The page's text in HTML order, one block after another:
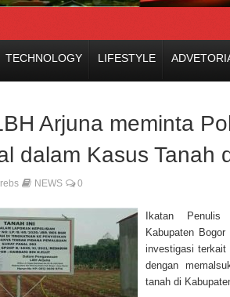
TECHNOLOGY LIFESTYLE
Arjuna meminta
dalam Kasus Tanah
NEWS 0
Ikatan
Kabupaten
investigasi terkait
dengan
tanah di